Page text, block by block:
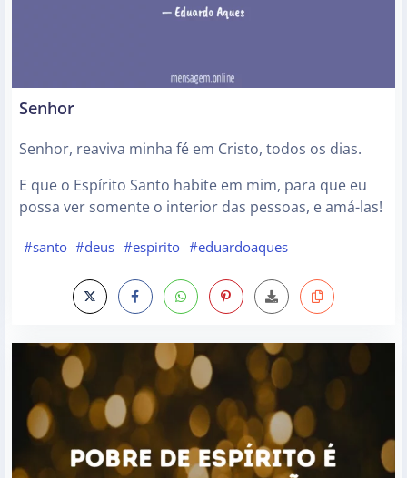
Senhor
Senhor, reaviva minha fé em Cristo, todos os dias.
E que o Espírito Santo habite em mim, para que eu
possa ver somente o interior das pessoas, e amá-las!
#santo #deus #espirito #eduardoaques